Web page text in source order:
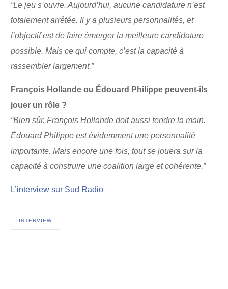
“Le jeu s’ouvre. Aujourd’hui, aucune candidature n’est
totalement arrêtée. Il y a plusieurs personnalités, et
l’objectif est de faire émerger la meilleure candidature
possible. Mais ce qui compte, c’est la capacité à
rassembler largement.”
François Hollande ou Édouard Philippe peuvent-ils
jouer un rôle ?
“Bien sûr. François Hollande doit aussi tendre la main.
Édouard Philippe est évidemment une personnalité
importante. Mais encore une fois, tout se jouera sur la
capacité à construire une coalition large et cohérente.”
L’interview sur Sud Radio
INTERVIEW